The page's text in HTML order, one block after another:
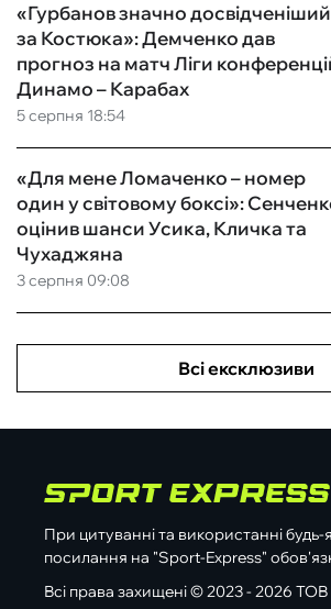
5 серпня 18:54
«Гурбанов значно досвідченіший
за Костюка»: Демченко дав
прогноз на матч Ліги
Динамо – Карабах
3 серпня 09:08
«Для мене Ломаченко – номер
один у світовому боксі»:
оцінив шанси Усика, Кличка та
Чухаджяна
Всі ексклюзиви
При цитуванні та використанні будь-
посилання на "Sport-Express"
Всі права захищені © 2023 - 2026